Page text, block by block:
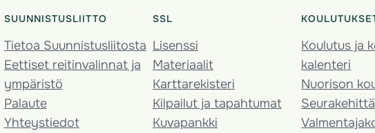
SUUNNISTUSLIITTO
Tietoa Suunnistusliitosta
Eettiset reitinvalinnat ja
ympäristö
Palaute
Yhteystiedot
SSL
Lisenssi
Materiaalit
Karttarekisteri
Kilpailut ja tapahtumat
Kuvapankki
Koulutus ja
kalenteri
Nuorison